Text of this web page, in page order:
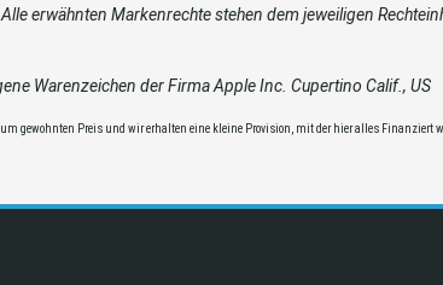
erwähnten Markenrechte stehen dem jeweiligen
Warenzeichen der Firma Apple Inc. Cupertino Calif., US
gewohnten Preis und wir erhalten eine kleine Provision, mit der hier alles Finanziert